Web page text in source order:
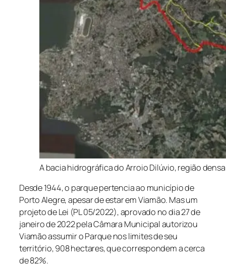
A bacia hidrográfica do Arroio Dilúvio, região
Desde 1944, o parque pertencia ao município de
Porto Alegre, apesar de estar em Viamão. Mas um
projeto de Lei (PL 05/2022), aprovado no dia 27 de
janeiro de 2022 pela Câmara Municipal autorizou
Viamão assumir o Parque nos limites de seu
território, 908 hectares, que correspondem a cerca
de 82%.